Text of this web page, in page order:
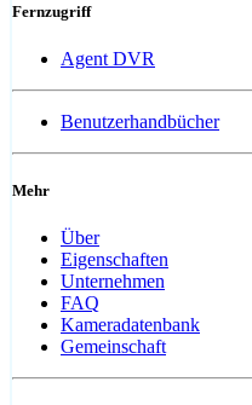
Fernzugriff
Agent DVR
Benutzerhandbücher
Mehr
Über
Eigenschaften
Unternehmen
FAQ
Kameradatenbank
Gemeinschaft